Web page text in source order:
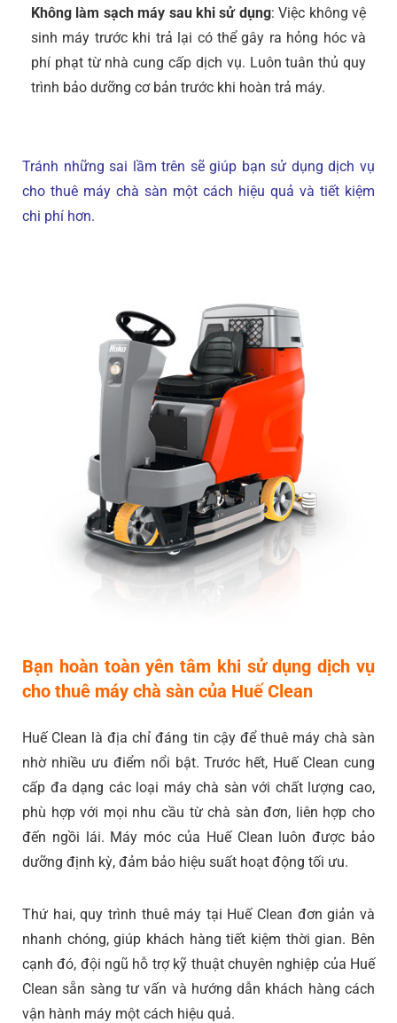
Không làm sạch máy sau khi sử dụng: Việc không vệ
sinh máy trước khi trả lại có thể gây ra hỏng hóc và
phí phạt từ nhà cung cấp dịch vụ. Luôn tuân thủ quy
trình bảo dưỡng cơ bản trước khi hoàn trả máy.
Tránh những sai lầm trên sẽ giúp bạn sử dụng dịch vụ
cho thuê máy chà sàn một cách hiệu quả và tiết kiệm
chi phí hơn.
Bạn hoàn toàn yên tâm khi sử dụng dịch vụ
cho thuê máy chà sàn của Huế Clean
Huế Clean là địa chỉ đáng tin cậy để thuê máy chà sàn
nhờ nhiều ưu điểm nổi bật. Trước hết, Huế Clean cung
cấp đa dạng các loại máy chà sàn với chất lượng cao,
phù hợp với mọi nhu cầu từ chà sàn đơn, liên hợp cho
đến ngồi lái. Máy móc của Huế Clean luôn được bảo
dưỡng định kỳ, đảm bảo hiệu suất hoạt động tối ưu.
Thứ hai, quy trình thuê máy tại Huế Clean đơn giản và
nhanh chóng, giúp khách hàng tiết kiệm thời gian. Bên
cạnh đó, đội ngũ hỗ trợ kỹ thuật chuyên nghiệp của Huế
Clean sẵn sàng tư vấn và hướng dẫn khách hàng cách
vận hành máy một cách hiệu quả.